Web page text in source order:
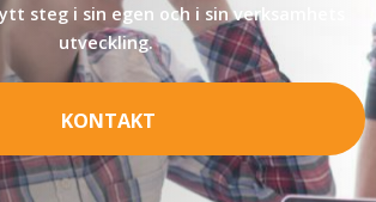
steg i sin egen och i sin verksamhets
utveckling.